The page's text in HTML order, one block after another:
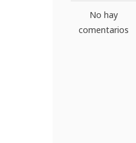
No hay
comentarios